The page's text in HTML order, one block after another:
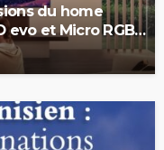
du home
evo et Micro RGB